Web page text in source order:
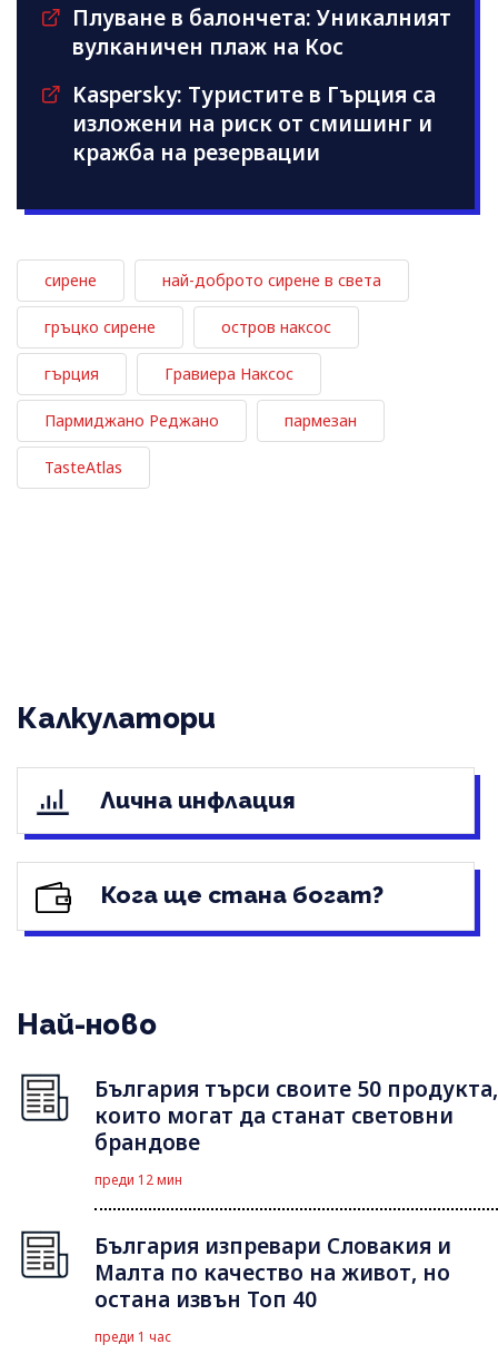
Плуване в балончета: Уникалният
вулканичен плаж на Кос
Kaspersky: Туристите в Гърция са
изложени на риск от смишинг и
кражба на резервации
сирене най-доброто сирене в света
гръцко сирене остров наксос
гърция Гравиера Наксос
Пармиджано Реджано пармезан
TasteAtlas
Калкулатори
Лична инфлация
Кога ще стана богат?
Най-ново
България търси своите 50 продукта,
които могат да станат световни
брандове
преди 12 мин
България изпревари Словакия и
Малта по качество на живот, но
остана извън Топ 40
преди 1 час